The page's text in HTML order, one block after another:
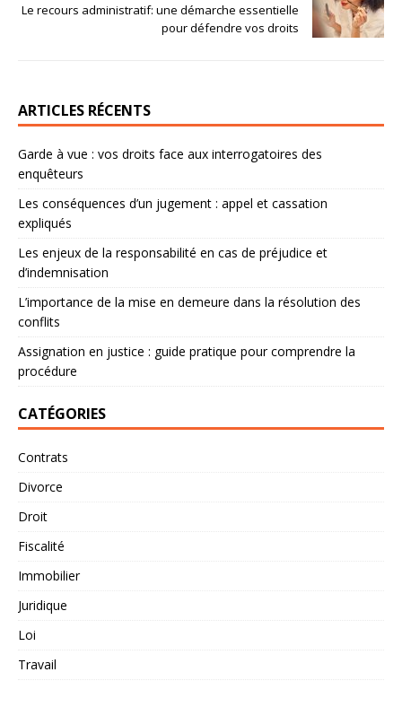
Le recours administratif: une démarche essentielle
pour défendre vos droits
ARTICLES RÉCENTS
Garde à vue : vos droits face aux interrogatoires des
enquêteurs
Les conséquences d’un jugement : appel et cassation
expliqués
Les enjeux de la responsabilité en cas de préjudice et
d’indemnisation
L’importance de la mise en demeure dans la résolution des
conflits
Assignation en justice : guide pratique pour comprendre la
procédure
CATÉGORIES
Contrats
Divorce
Droit
Fiscalité
Immobilier
Juridique
Loi
Travail